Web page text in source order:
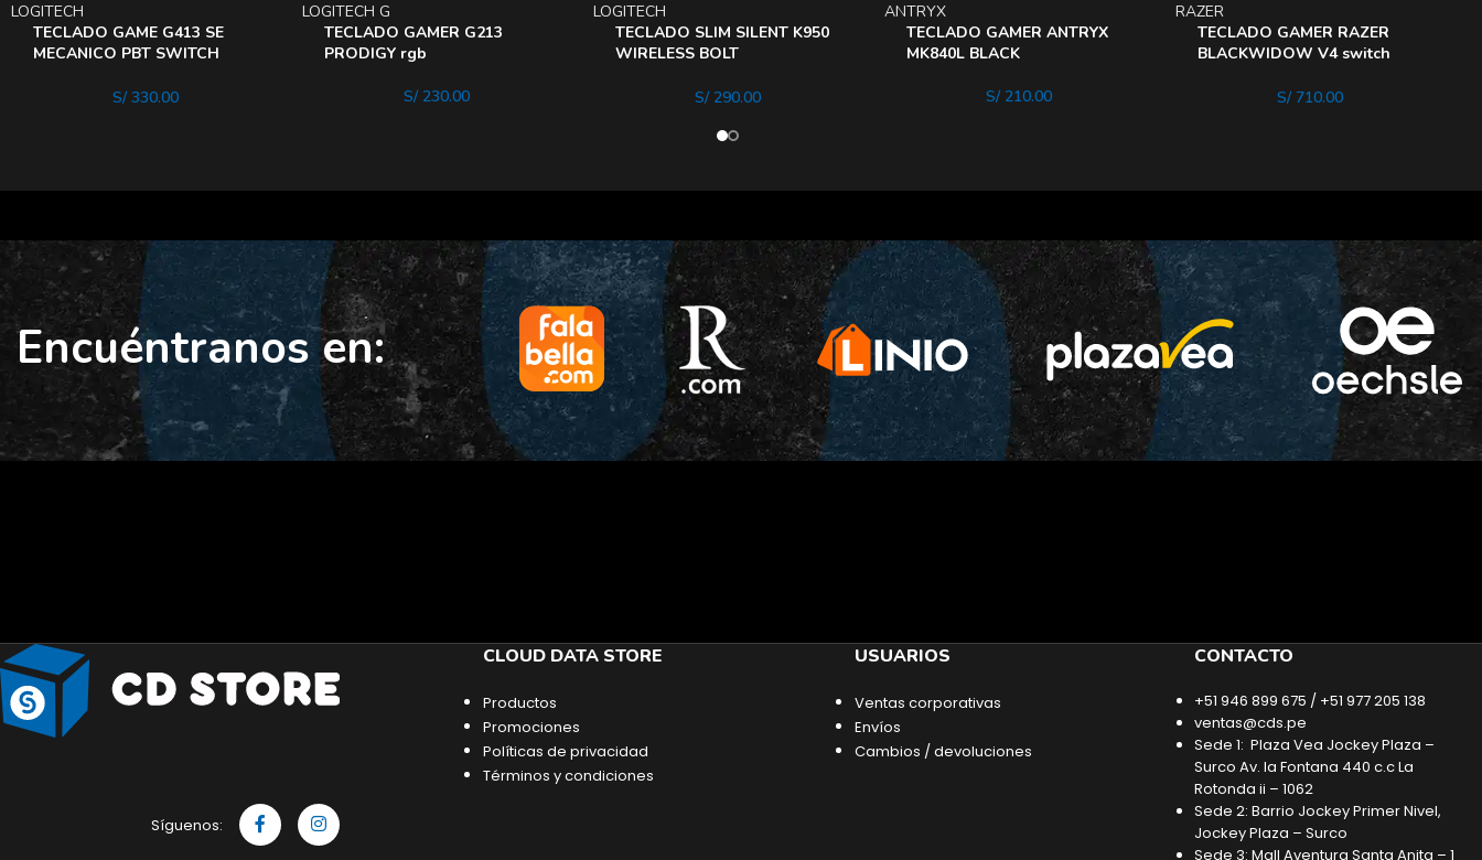
TECLADO GAME G413 SE
MECANICO PBT SWITCH
LOGITECH
S/330.00
TECLADO GAMER G213
PRODIGY rgb
LOGITECH G
S/230.00
TECLADO SLIM SILENT K950
WIRELESS BOLT
LOGITECH
S/290.00
TECLADO GAMER ANTRYX
MK840L BLACK
ANTRYX
S/210.00
TECLADO GAMER RAZER
BLACKWIDOW V4 switch
RAZER
S/710.00
Encuéntranos en:
Síguenos:
CLOUD DATA STORE
Productos
Promociones
Políticas de privacidad
Términos y condiciones
USUARIOS
Ventas corporativas
Envíos
Cambios / devoluciones
CONTACTO
+51 946 899 675 / +51 977 205 138
ventas@cds.pe
Sede 1: Plaza Vea Jockey Plaza –
Surco Av. la Fontana 440 c.c La
Rotonda ii – 1062
Sede 2: Barrio Jockey Primer Nivel,
Jockey Plaza – Surco
Sede 3: Mall Aventura Santa Anita – 1